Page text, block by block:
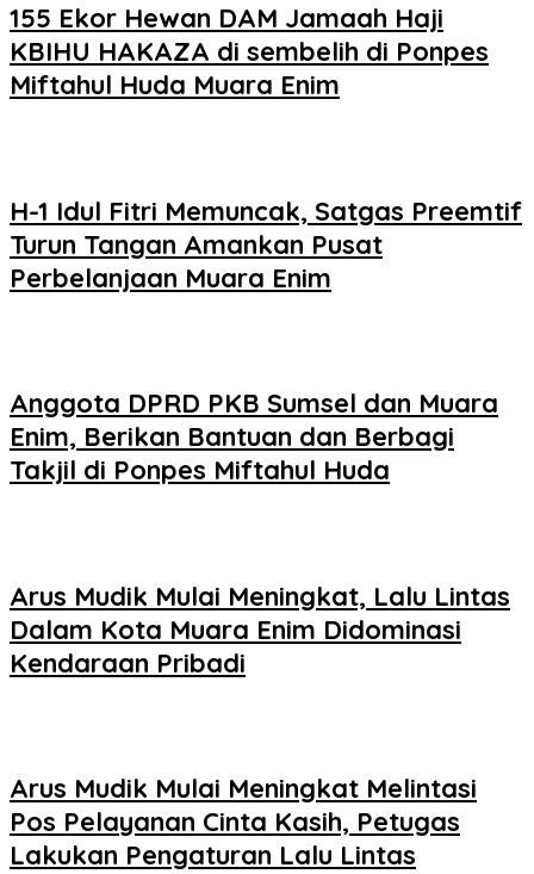
155 Ekor Hewan DAM Jamaah Haji
KBIHU HAKAZA di sembelih di Ponpes
Miftahul Huda Muara Enim
H-1 Idul Fitri Memuncak, Satgas Preemtif
Turun Tangan Amankan Pusat
Perbelanjaan Muara Enim
Anggota DPRD PKB Sumsel dan Muara
Enim, Berikan Bantuan dan Berbagi
Takjil di Ponpes Miftahul Huda
Arus Mudik Mulai Meningkat, Lalu Lintas
Dalam Kota Muara Enim Didominasi
Kendaraan Pribadi
Arus Mudik Mulai Meningkat Melintasi
Pos Pelayanan Cinta Kasih, Petugas
Lakukan Pengaturan Lalu Lintas